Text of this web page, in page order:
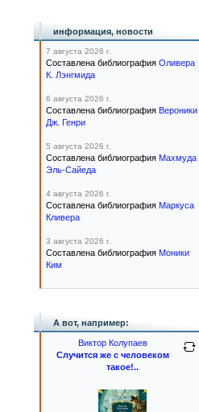
информация, новости
7 августа 2026 г.
Составлена библиография Оливера
К. Лэнгмида
6 августа 2026 г.
Составлена библиография Вероники
Дж. Генри
5 августа 2026 г.
Составлена библиография Махмуда
Эль-Сайеда
4 августа 2026 г.
Составлена библиография Маркуса
Кливера
3 августа 2026 г.
Составлена библиография Моники
Ким
А вот, например:
Виктор Колупаев
Случится же с человеком
такое!..